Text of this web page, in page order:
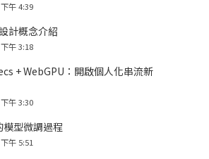
午 4:39
計概念介紹
午 3:18
+ WebGPU：開啟個人化串流新
午 3:30
型微調過程
午 5:51